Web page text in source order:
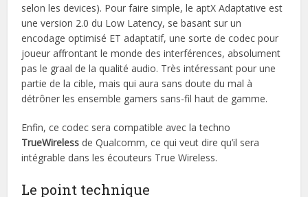
selon les devices). Pour faire simple, le aptX Adaptative est
une version 2.0 du Low Latency, se basant sur un
encodage optimisé ET adaptatif, une sorte de codec pour
joueur affrontant le monde des interférences, absolument
pas le graal de la qualité audio. Très intéressant pour une
partie de la cible, mais qui aura sans doute du mal à
détrôner les ensemble gamers sans-fil haut de gamme.
Enfin, ce codec sera compatible avec la techno
TrueWireless de Qualcomm, ce qui veut dire qu’il sera
intégrable dans les écouteurs True Wireless.
Le point technique